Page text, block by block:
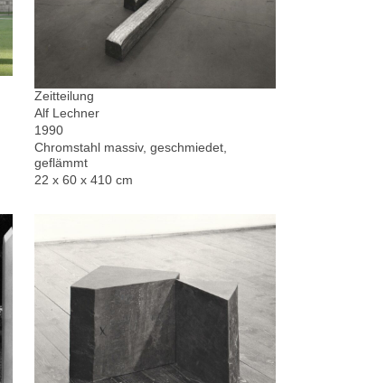
Zeitteilung
Alf Lechner
1990
Chromstahl massiv, geschmiedet,
geflämmt
22 x 60 x 410 cm